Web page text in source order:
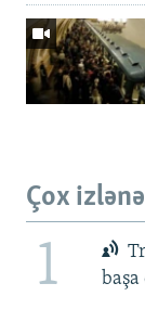
Çox
1
başa